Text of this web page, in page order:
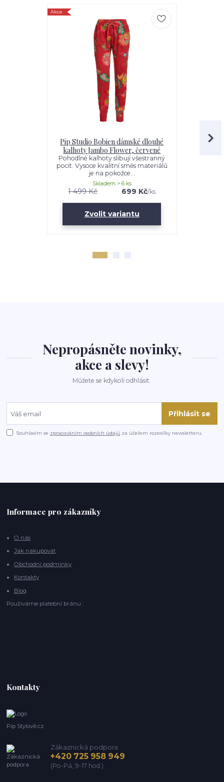
Akce
Pip Studio Bobien dámské dlouhé
kalhoty Jambo Flower, červené
Pohodlné kalhoty slibují všestranný
pocit. Vysoce kvalitní směs materiálů
je na pokožce...
1 499 Kč 699 Kč/ks
Skladem > 6 ks
Zvolit variantu
Pip
Nepropásněte novinky,
akce a slevy!
Můžete se kdykoli odhlásit.
Přihlásit se
Souhlasím se zpracováním osobních údajů za účelem rozesílky newsletteru.
Informace pro zákazníky
O nás
Jak nakupovat
Obchodní podmínky
Kontakty
Blog
Používáme platební bránu :
Kontakty
Pip Stylově.cz
Zákaznická podpora
+420 725 958 949
(Po-Pá, 9-17 hod.)